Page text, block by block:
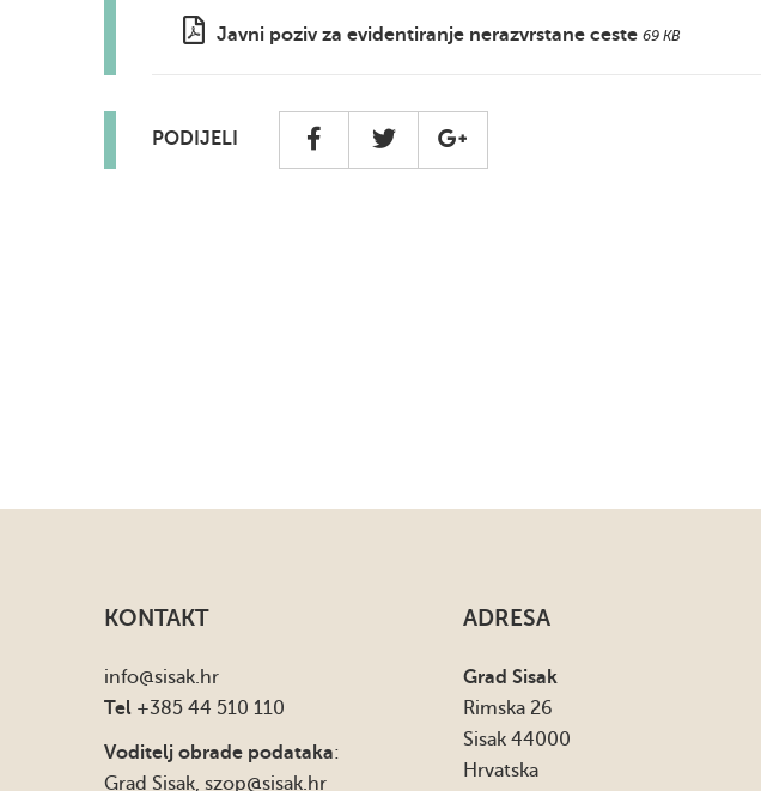
Javni poziv za evidentiranje nerazvrstane ceste 69 KB
PODIJELI
KONTAKT
info@sisak.hr
Tel +385 44 510 110
Voditelj obrade podataka:
Grad Sisak, szop@sisak.hr
ADRESA
Grad Sisak
Rimska 26
Sisak 44000
Hrvatska